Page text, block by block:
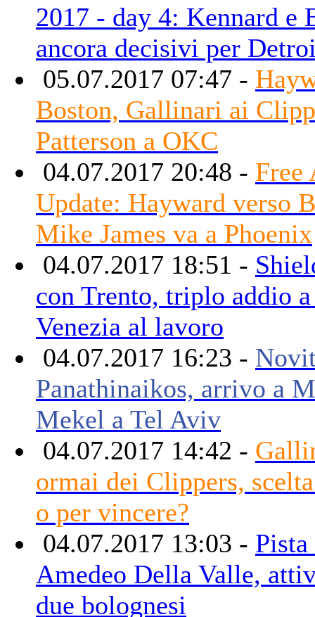
2017 - day 4: Kennard e
ancora decisivi per
05.07.2017 07:47 -
Boston, Gallinari ai
Patterson a OKC
04.07.2017 20:48 - Free
Update: Hayward verso
Mike James va a Phoenix
04.07.2017 18:51 -
con Trento, triplo addio a
Venezia al lavoro
04.07.2017 16:23 -
Panathinaikos, arrivo a
Mekel a Tel Aviv
04.07.2017 14:42 -
ormai dei Clippers,
o per vincere?
04.07.2017 13:03 - Pista
Amedeo Della Valle,
due bolognesi